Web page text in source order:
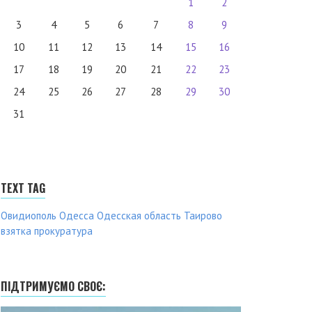
3
4 5 6 7 8
9
10
11 12 13 14 15
16
17
18 19 20 21 22
23
24
25 26 27 28 29
30
31
TEXT TAG
Овидиополь Одесса Одесская область Таирово
взятка прокуратура
ПІДТРИМУЄМО СВОЄ: